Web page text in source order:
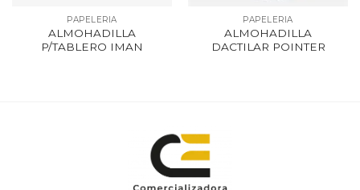
PAPELERIA
ALMOHADILLA
P/TABLERO IMAN
PAPELERIA
ALMOHADILLA
DACTILAR POINTER